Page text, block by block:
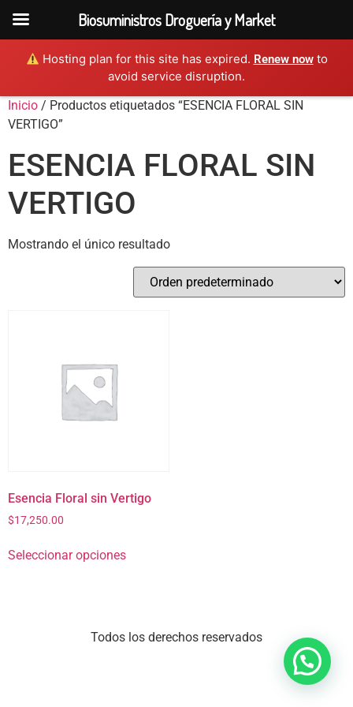
Hosting plan for this site has expired. Renew nowto
avoid service disruption.
Inicio / Productos etiquetados “ESENCIA FLORAL SIN
VERTIGO”
ESENCIA FLORAL SIN
VERTIGO
Mostrando el único resultado
Esencia Floral sin Vertigo
$17,250.00
Seleccionar opciones
Todos los derechos reservados
Biosuministros Droguería y Market